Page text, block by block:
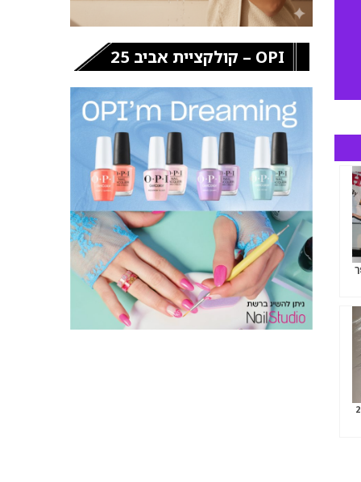
OPI – קולקציית אביב 25